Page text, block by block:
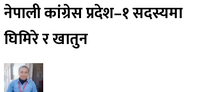
नेपाली कांग्रेस प्रदेश–१ सदस्यमा
घिमिरे र खातुन